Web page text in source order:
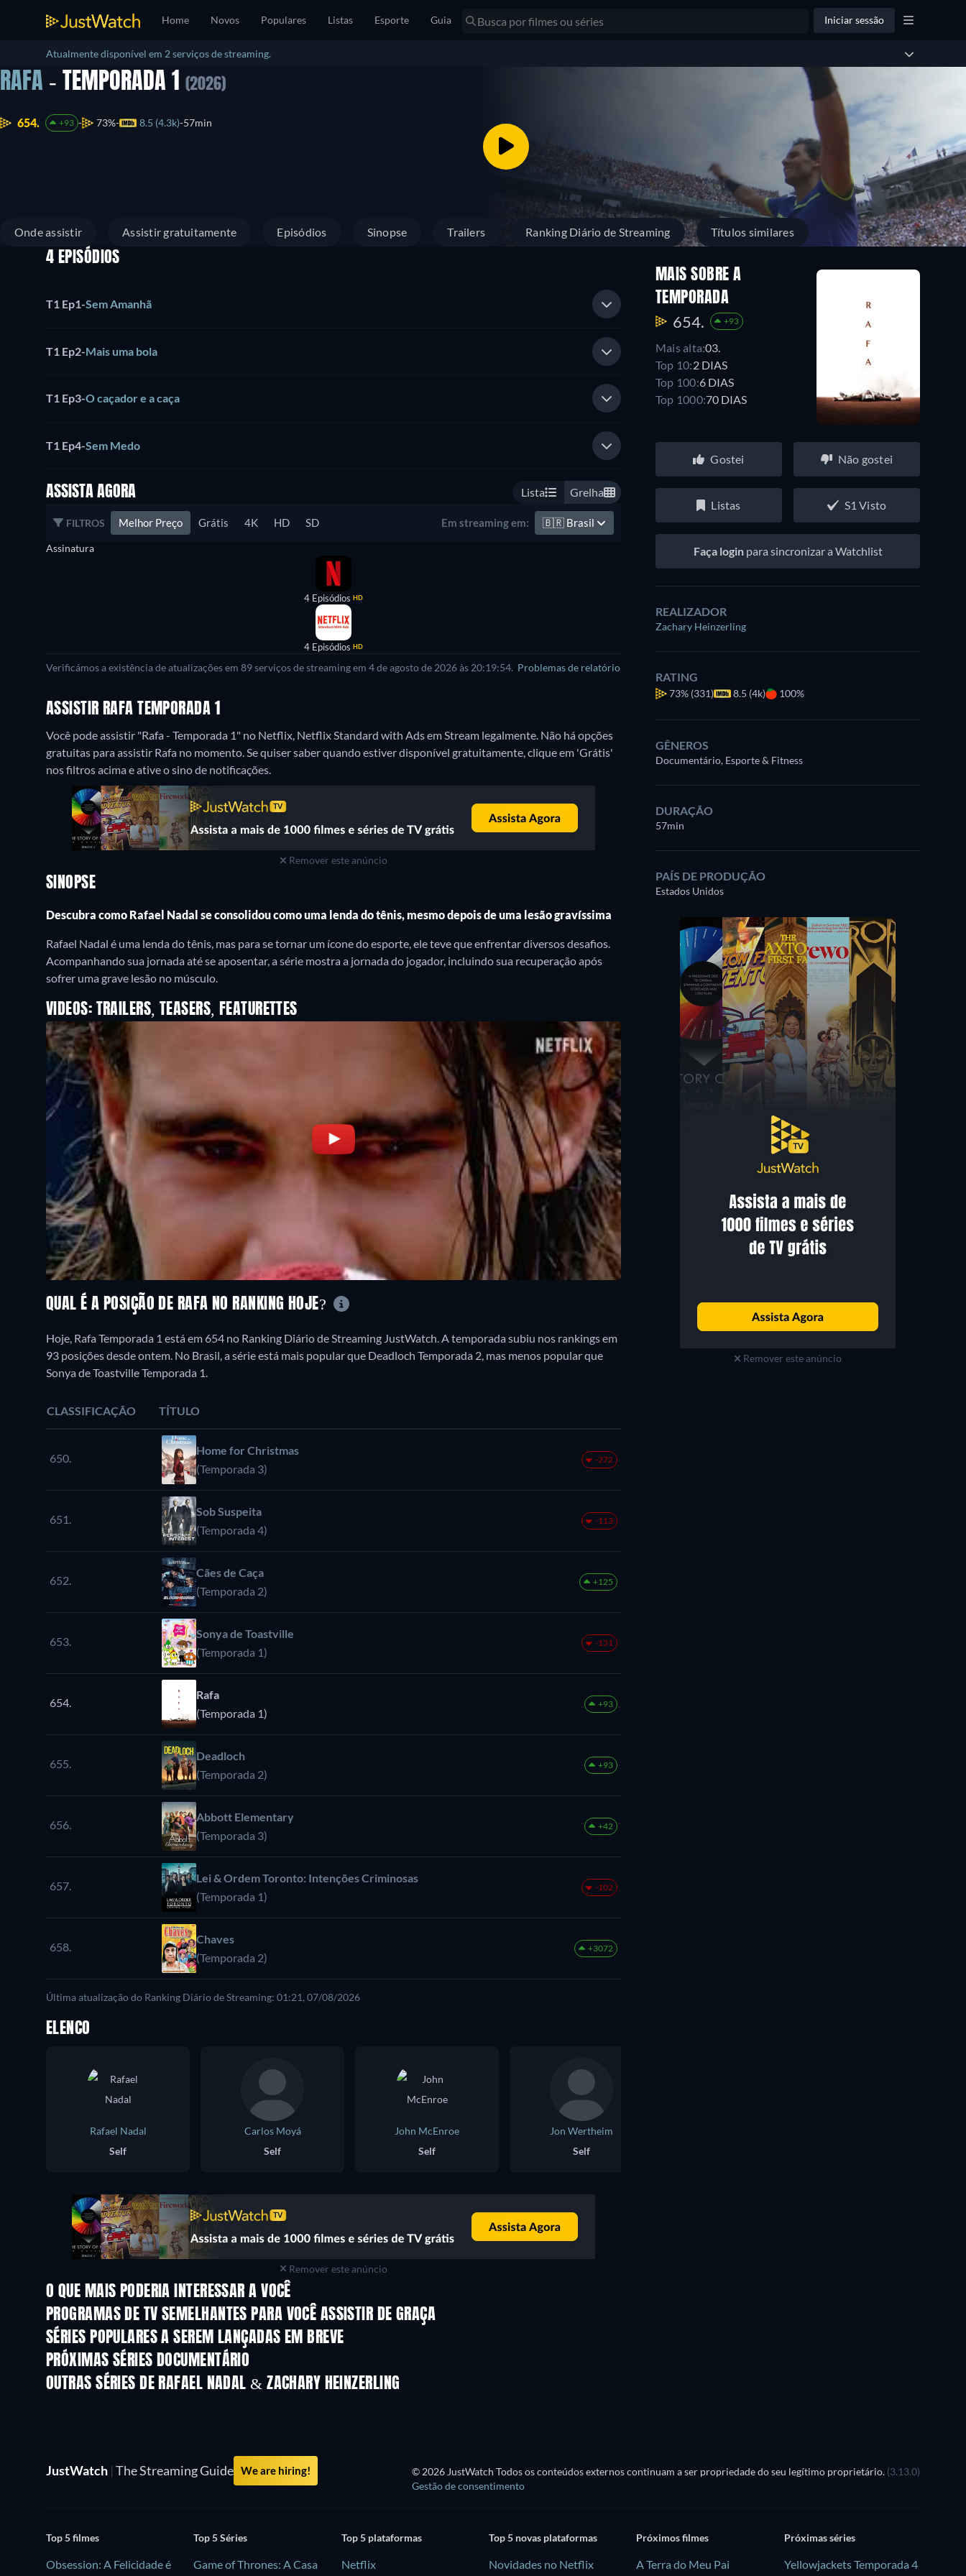
Home Novos Populares Listas Esporte Guia Iniciar sessão
Atualmente disponível em 2 serviços de streaming.
RAFA - TEMPORADA 1 (2026)
654. +93 73% 8.5 (4.3k) 57min
Onde assistir Assistir gratuitamente Episódios Sinopse Trailers Ranking Diário de Streaming Títulos similares
4 EPISÓDIOS
T1 Ep1-Sem Amanhã
T1 Ep2-Mais uma bola
T1 Ep3-O caçador e a caça
T1 Ep4-Sem Medo
ASSISTA AGORA Lista Grelha
FILTROS Melhor Preço Grátis 4K HD SD Em streaming em: 🇧🇷 Brasil
Assinatura
4 Episódios HD
4 Episódios HD
Verificámos a existência de atualizações em 89 serviços de streaming em 4 de agosto de 2026 às 20:19:54. Problemas de relatório
ASSISTIR RAFA TEMPORADA 1
Você pode assistir "Rafa - Temporada 1" no Netflix, Netflix Standard with Ads em Stream legalmente. Não há opções
gratuitas para assistir Rafa no momento. Se quiser saber quando estiver disponível gratuitamente, clique em 'Grátis'
nos filtros acima e ative o sino de notificações.
Remover este anúncio
SINOPSE
Descubra como Rafael Nadal se consolidou como uma lenda do tênis, mesmo depois de uma lesão gravíssima
Rafael Nadal é uma lenda do tênis, mas para se tornar um ícone do esporte, ele teve que enfrentar diversos desafios.
Acompanhando sua jornada até se aposentar, a série mostra a jornada do jogador, incluindo sua recuperação após
sofrer uma grave lesão no músculo.
VIDEOS: TRAILERS, TEASERS, FEATURETTES
MAIS SOBRE A
TEMPORADA
654. +93
Mais alta:03.
Top 10:2 DIAS
Top 100:6 DIAS
Top 1000:70 DIAS
Gostei Não gostei
Listas S1 Visto
Faça loginpara sincronizar a Watchlist
REALIZADOR
Zachary Heinzerling
RATING
73% (331) 8.5 (4k) 100%
GÊNEROS
Documentário, Esporte & Fitness
DURAÇÃO
57min
PAÍS DE PRODUÇÃO
Estados Unidos
Remover este anúncio
QUAL É A POSIÇÃO DE RAFA NO RANKING HOJE?
Hoje, Rafa Temporada 1 está em 654 no Ranking Diário de Streaming JustWatch. A temporada subiu nos rankings em
93 posições desde ontem. No Brasil, a série está mais popular que Deadloch Temporada 2, mas menos popular que
Sonya de Toastville Temporada 1.
CLASSIFICAÇÃO TÍTULO
650.
Home for Christmas
(Temporada 3)
-272
651.
Sob Suspeita
(Temporada 4)
-113
652.
Cães de Caça
(Temporada 2)
+125
653.
Sonya de Toastville
(Temporada 1)
-131
654.
Rafa
(Temporada 1)
+93
655.
Deadloch
(Temporada 2)
+93
656.
Abbott Elementary
(Temporada 3)
+42
657.
Lei & Ordem Toronto: Intenções Criminosas
(Temporada 1)
-102
658.
Chaves
(Temporada 2)
+3072
Última atualização do Ranking Diário de Streaming: 01:21, 07/08/2026
ELENCO
Rafael Nadal
Self
Carlos Moyá
Self
John McEnroe
Self
Jon Wertheim
Self
Remover este anúncio
O QUE MAIS PODERIA INTERESSAR A VOCÊ
Série
PROGRAMAS DE TV SEMELHANTES PARA VOCÊ ASSISTIR DE GRAÇA
Série Série
SÉRIES POPULARES A SEREM LANÇADAS EM BREVE
Série Série
PRÓXIMAS SÉRIES DOCUMENTÁRIO
Temporada 1
OUTRAS SÉRIES DE RAFAEL NADAL & ZACHARY HEINZERLING
Série Série
JustWatch | The Streaming Guide We are hiring! © 2026 JustWatch Todos os conteúdos externos continuam a ser propriedade do seu legítimo proprietário. (3.13.0)
Gestão de consentimento
Top 5 filmes
Obsession: A Felicidade é
Top 5 Séries
Game of Thrones: A Casa
Top 5 plataformas
Netflix
Top 5 novas plataformas
Novidades no Netflix
Próximos filmes
A Terra do Meu Pai
Próximas séries
Yellowjackets Temporada 4